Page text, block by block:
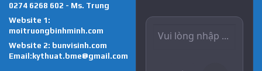
0274 6268 602 - Ms. Trung
Website 1:
moitruongbinhminh.com
Website 2: bunvisinh.com
Email:kythuat.bme@gmail.com